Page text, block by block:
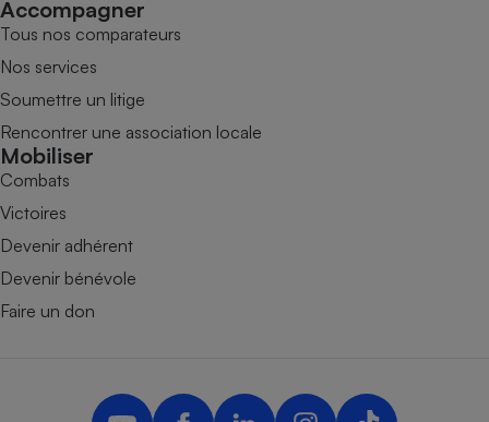
Accompagner
Tous nos comparateurs
Nos services
Soumettre un litige
Rencontrer une association locale
Mobiliser
Combats
Victoires
Devenir adhérent
Devenir bénévole
Faire un don